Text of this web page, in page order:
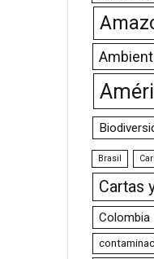
Brasil
Cartas
Colombia